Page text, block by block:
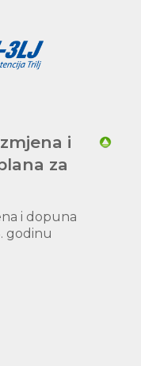
i
za
i dopuna
godinu